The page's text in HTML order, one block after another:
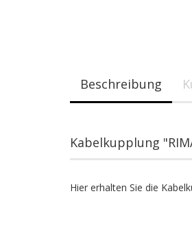
Beschreibung
Kabelkupplung
Hier erhalten Sie die